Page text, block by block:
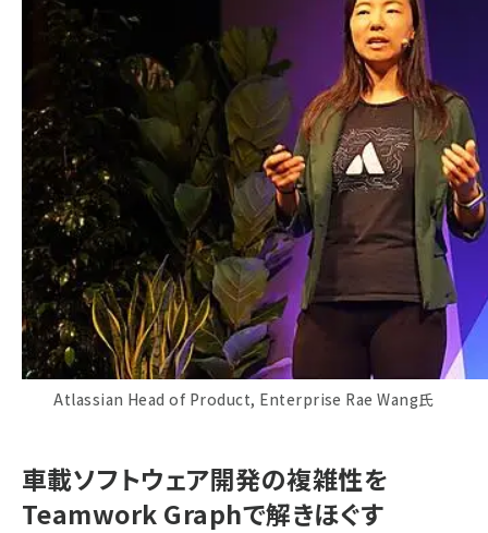
Atlassian Head of Product, Enterprise Rae Wang氏
車載ソフトウェア開発の複雑性を
Teamwork Graphで解きほぐす